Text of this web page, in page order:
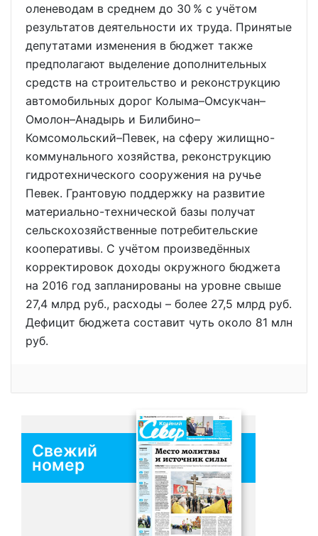
оленеводам в среднем до 30 % с учётом
результатов деятельности их труда. Принятые
депутатами изменения в бюджет также
предполагают выделение дополнительных
средств на строительство и реконструкцию
автомобильных дорог Колыма–Омсукчан–
Омолон–Анадырь и Билибино–
Комсомольский–Певек, на сферу жилищно-
коммунального хозяйства, реконструкцию
гидротехнического сооружения на ручье
Певек. Грантовую поддержку на развитие
материально-технической базы получат
сельскохозяйственные потребительские
кооперативы. С учётом произведённых
корректировок доходы окружного бюджета
на 2016 год запланированы на уровне свыше
27,4 млрд руб., расходы – более 27,5 млрд руб.
Дефицит бюджета составит чуть около 81 млн
руб.
Свежий
номер